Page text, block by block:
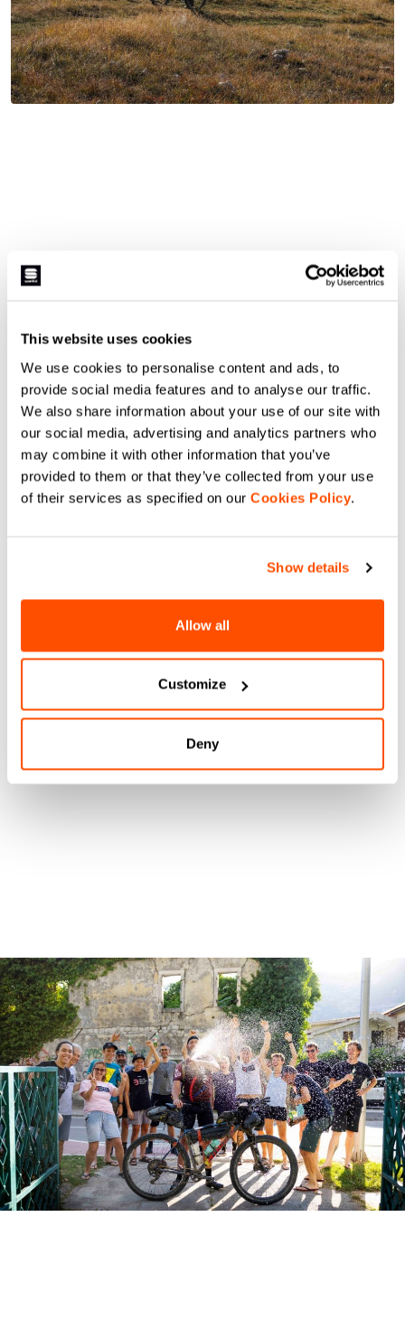
This website uses cookies
We use cookies to personalise content and ads, to
provide social media features and to analyse our traffic.
We also share information about your use of our site with
our social media, advertising and analytics partners who
may combine it with other information that you’ve
provided to them or that they’ve collected from your use
of their services as specified on our Cookies Policy.
Show details
Allow all
Customize
Deny